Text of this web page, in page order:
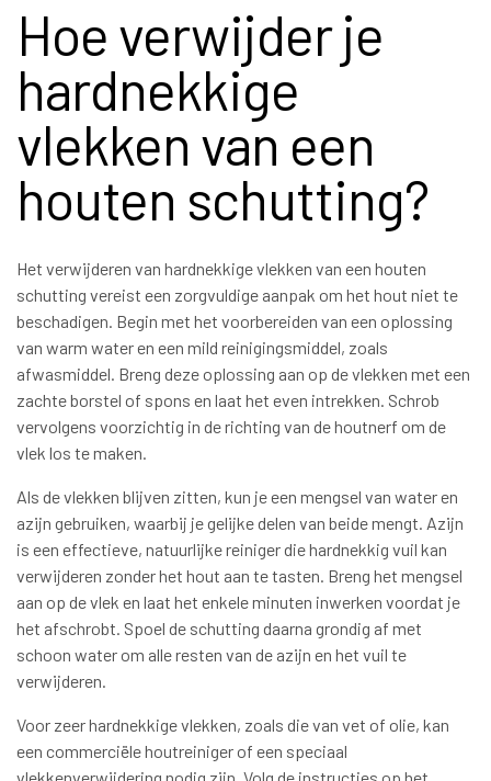
Hoe verwijder je
hardnekkige
vlekken van een
houten schutting?
Het verwijderen van hardnekkige vlekken van een houten
schutting vereist een zorgvuldige aanpak om het hout niet te
beschadigen. Begin met het voorbereiden van een oplossing
van warm water en een mild reinigingsmiddel, zoals
afwasmiddel. Breng deze oplossing aan op de vlekken met een
zachte borstel of spons en laat het even intrekken. Schrob
vervolgens voorzichtig in de richting van de houtnerf om de
vlek los te maken.
Als de vlekken blijven zitten, kun je een mengsel van water en
azijn gebruiken, waarbij je gelijke delen van beide mengt. Azijn
is een effectieve, natuurlijke reiniger die hardnekkig vuil kan
verwijderen zonder het hout aan te tasten. Breng het mengsel
aan op de vlek en laat het enkele minuten inwerken voordat je
het afschrobt. Spoel de schutting daarna grondig af met
schoon water om alle resten van de azijn en het vuil te
verwijderen.
Voor zeer hardnekkige vlekken, zoals die van vet of olie, kan
een commerciële houtreiniger of een speciaal